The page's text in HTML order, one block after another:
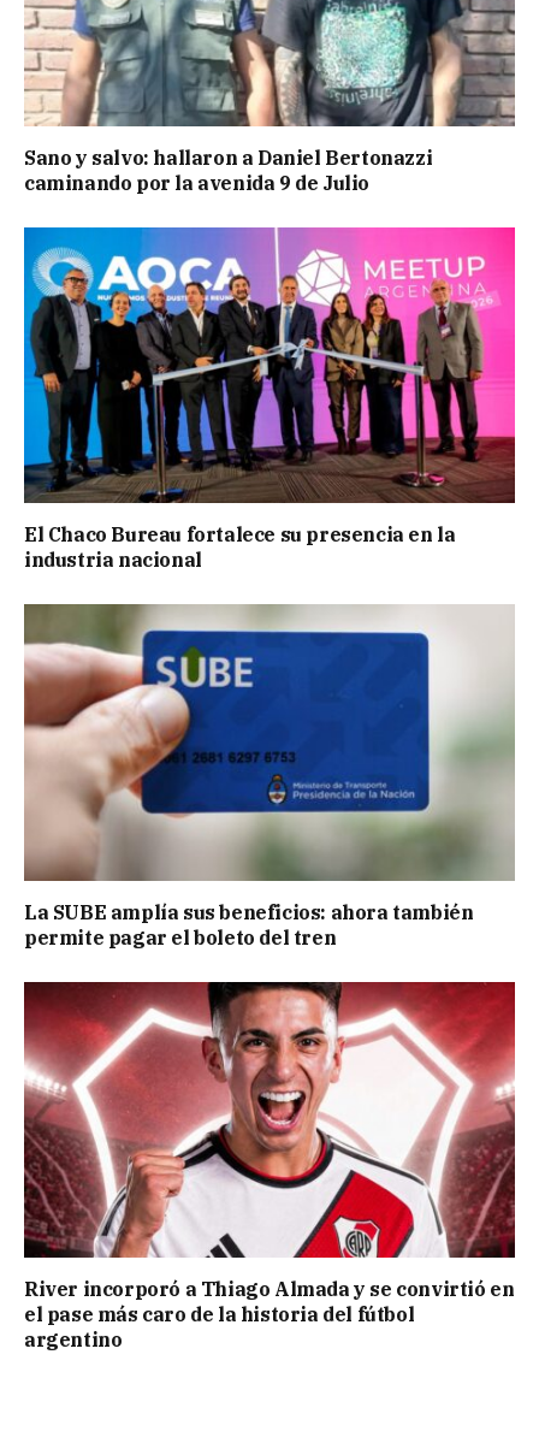
Sano y salvo: hallaron a Daniel Bertonazzi
caminando por la avenida 9 de Julio
El Chaco Bureau fortalece su presencia en la
industria nacional
La SUBE amplía sus beneficios: ahora también
permite pagar el boleto del tren
River incorporó a Thiago Almada y se convirtió en
el pase más caro de la historia del fútbol
argentino